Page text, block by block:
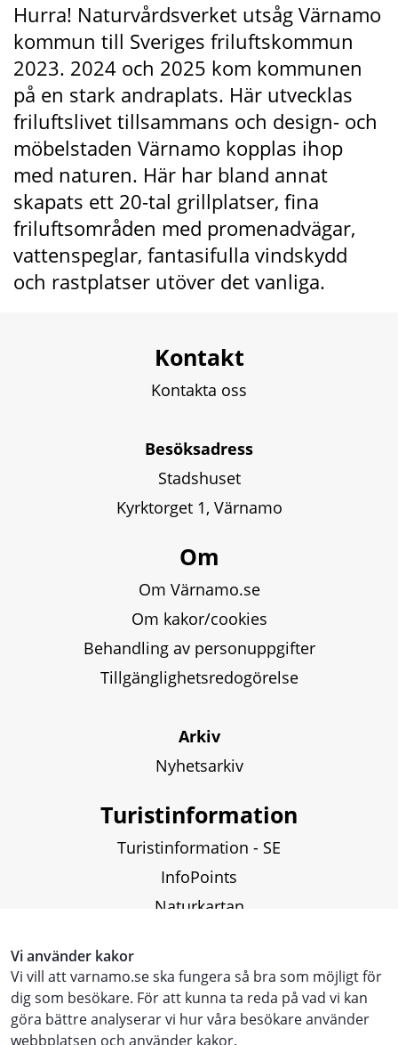
Vi använder kakor
Vi vill att varnamo.se ska fungera så bra som möjligt för
dig som besökare. För att kunna ta reda på vad vi kan
göra bättre analyserar vi hur våra besökare använder
webbplatsen och använder kakor.
Hurra! Naturvårdsverket utsåg Värnamo
kommun till Sveriges friluftskommun
2023. 2024 och 2025 kom kommunen
på en stark andraplats. Här utvecklas
friluftslivet tillsammans och design- och
möbelstaden Värnamo kopplas ihop
med naturen. Här har bland annat
skapats ett 20-tal grillplatser, fina
friluftsområden med promenadvägar,
vattenspeglar, fantasifulla vindskydd
och rastplatser utöver det vanliga.
Kontakt
Kontakta oss
Besöksadress
Stadshuset
Kyrktorget 1, Värnamo
Om
Om Värnamo.se
Om kakor/cookies
Behandling av personuppgifter
Tillgänglighetsredogörelse
Arkiv
Nyhetsarkiv
Turistinformation
Turistinformation - SE
InfoPoints
Naturkartan
Touristinformation - ENG
Touristen Information - DE